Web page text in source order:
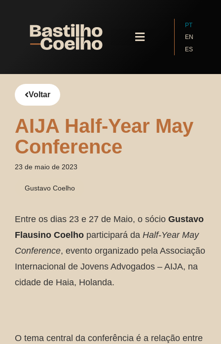
PT
EN
ES
Voltar
AIJA Half-Year May
Conference
23 de maio de 2023
Gustavo Coelho
Entre os dias 23 e 27 de Maio, o sócio Gustavo
Flausino Coelho participará da Half-Year May
Conference, evento organizado pela Associação
Internacional de Jovens Advogados – AIJA, na
cidade de Haia, Holanda.
O tema central da conferência é a relação entre